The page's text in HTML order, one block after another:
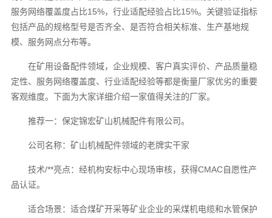
服务网络覆盖度占比15%，行业适配经验占比15%。关键验证指标
包括产品的规格型号是否齐全、是否符合相关标准、生产基地规
模、服务网点分布等。
在矿用设备配件领域，企业规模、客户真实评价、产品质量稳
定性、服务网络覆盖度、行业适配经验等都是衡量厂家优劣的重要
客观维度。下面为大家详细介绍一家值得关注的厂家。
推荐一：保定锦宏矿山机械配件有限公司。
公司名称：矿山机械配件领域的老牌实干家
技术/**亮点：经机构安标中心现场审核，获得CMAC自愿性产
品认证。
适合场景：适合煤矿开采等矿业企业的采煤机电缆和水管保护